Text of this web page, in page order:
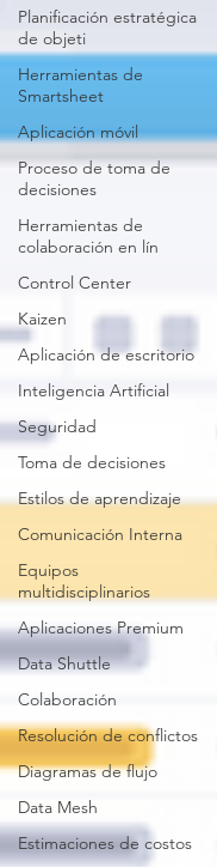
Planificación estratégica
de objeti
Herramientas de
Smartsheet
Aplicación móvil
Proceso de toma de
decisiones
Herramientas de
colaboración en lín
Control Center
Kaizen
Aplicación de escritorio
Inteligencia Artificial
Seguridad
Toma de decisiones
Estilos de aprendizaje
Comunicación Interna
Equipos
multidisciplinarios
Aplicaciones Premium
Data Shuttle
Colaboración
Resolución de conflictos
Diagramas de flujo
Data Mesh
Estimaciones de costos